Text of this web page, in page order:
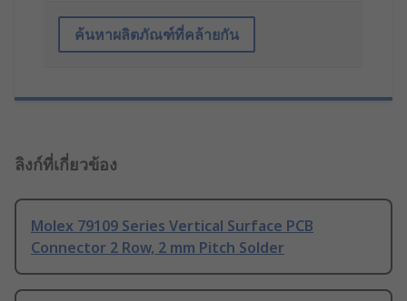
ค้นหาผลิตภัณฑ์ที่คล้ายกัน
ลิงก์ที่เกี่ยวข้อง
Molex 79109 Series Vertical Surface PCB
Connector 2 Row, 2 mm Pitch Solder